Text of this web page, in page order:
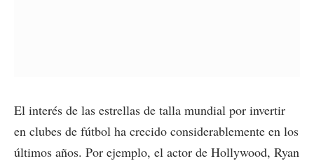
El interés de las estrellas de talla mundial por invertir
en clubes de fútbol ha crecido considerablemente en los
últimos años. Por ejemplo, el actor de Hollywood, Ryan